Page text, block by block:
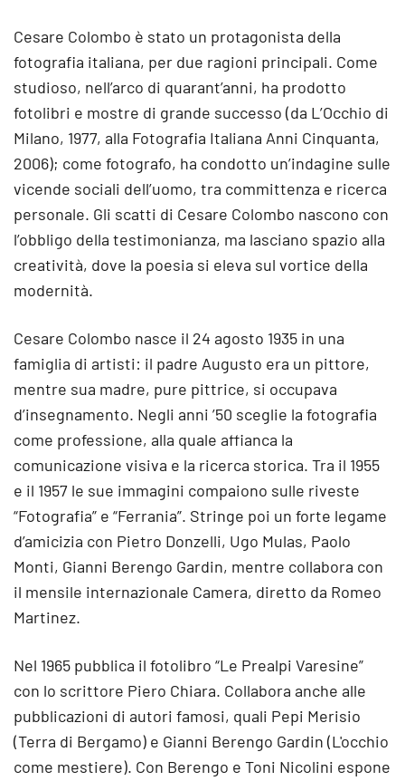
Cesare Colombo è stato un protagonista della
fotografia italiana, per due ragioni principali. Come
studioso, nell’arco di quarant’anni, ha prodotto
fotolibri e mostre di grande successo (da L’Occhio di
Milano, 1977, alla Fotografia Italiana Anni Cinquanta,
2006); come fotografo, ha condotto un’indagine sulle
vicende sociali dell’uomo, tra committenza e ricerca
personale. Gli scatti di Cesare Colombo nascono con
l’obbligo della testimonianza, ma lasciano spazio alla
creatività, dove la poesia si eleva sul vortice della
modernità.
Cesare Colombo nasce il 24 agosto 1935 in una
famiglia di artisti: il padre Augusto era un pittore,
mentre sua madre, pure pittrice, si occupava
d’insegnamento. Negli anni ’50 sceglie la fotografia
come professione, alla quale affianca la
comunicazione visiva e la ricerca storica. Tra il 1955
e il 1957 le sue immagini compaiono sulle riveste
“Fotografia” e “Ferrania”. Stringe poi un forte legame
d’amicizia con Pietro Donzelli, Ugo Mulas, Paolo
Monti, Gianni Berengo Gardin, mentre collabora con
il mensile internazionale Camera, diretto da Romeo
Martinez.
Nel 1965 pubblica il fotolibro “Le Prealpi Varesine”
con lo scrittore Piero Chiara. Collabora anche alle
pubblicazioni di autori famosi, quali Pepi Merisio
(Terra di Bergamo) e Gianni Berengo Gardin (L'occhio
come mestiere). Con Berengo e Toni Nicolini espone